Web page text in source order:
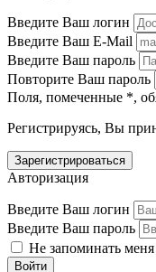
Введите Ваш логин
Введите Ваш E-Mail
Введите Ваш пароль
Повторите Ваш пароль
Поля, помеченные *,
Регистрируясь, Вы
Авторизация
Введите Ваш логин
Введите Ваш пароль
Не запоминать